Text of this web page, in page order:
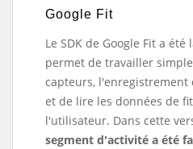
Google Fit
Le SDK de Google Fit a
permet de travailler
capteurs, l'enregistrement
et de lire les données de
l'utilisateur. Dans cette
segment d'activité a été